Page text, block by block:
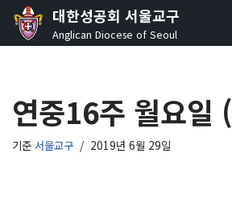
콘
로
건
너
대한성공회 서울교구
Anglican Diocese of Seoul
연중16주 월요일
기준 서울교구 2019년 6월 29일